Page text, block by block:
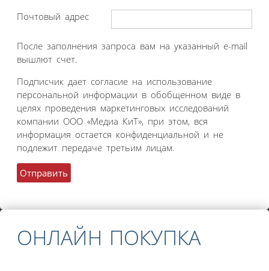
Почтовый адрес
После заполнения запроса вам на указанный e-mail
вышлют счет.
Подписчик дает согласие на использование
персональной информации в обобщенном виде в
целях проведения маркетинговых исследований
компании ООО «Медиа КиТ», при этом, вся
информация остается конфиденциальной и не
подлежит передаче третьим лицам.
ОНЛАЙН ПОКУПКА